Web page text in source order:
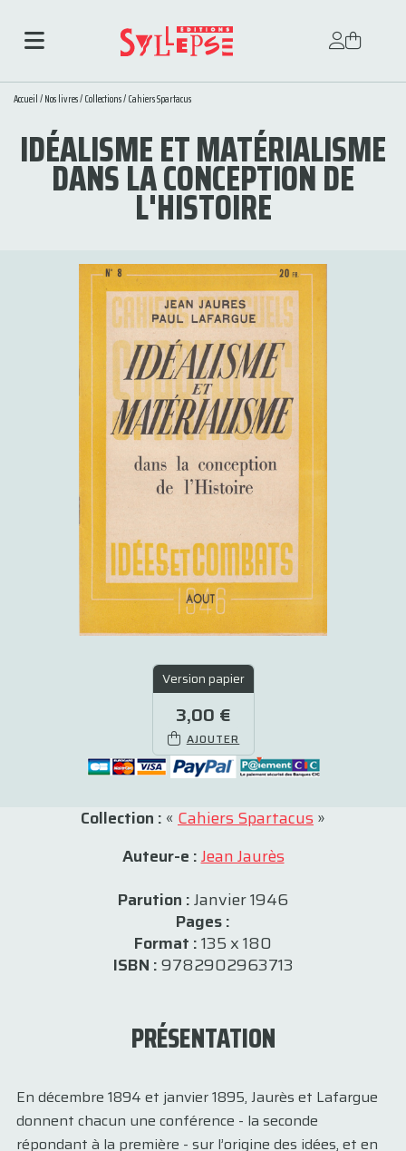
Accueil/Nos livres/Collections/Cahiers Spartacus
IDÉALISME ET MATÉRIALISME
DANS LA CONCEPTION DE
L'HISTOIRE
Version papier
3,00 €
AJOUTER
Collection : « Cahiers Spartacus»
Auteur-e :Jean Jaurès
Parution :Janvier 1946
Pages :
Format :135 x 180
ISBN :9782902963713
PRÉSENTATION
En décembre 1894 et janvier 1895, Jaurès et Lafargue
donnent chacun une conférence - la seconde
répondant à la première - sur l’origine des idées, et en